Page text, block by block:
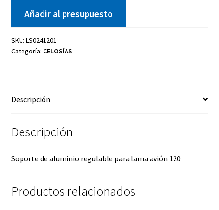
Añadir al presupuesto
SKU: LS0241201
Categoría: CELOSÍAS
Descripción
Descripción
Soporte de aluminio regulable para lama avión 120
Productos relacionados